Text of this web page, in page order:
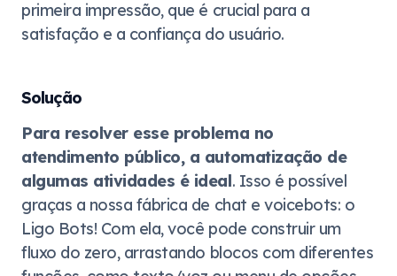
primeira impressão, que é crucial para a
satisfação e a confiança do usuário.
Solução
Para resolver esse problema no
atendimento público, a automatização de
algumas atividades é ideal. Isso é possível
graças a nossa fábrica de chat e voicebots: o
Ligo Bots! Com ela, você pode construir um
fluxo do zero, arrastando blocos com diferentes